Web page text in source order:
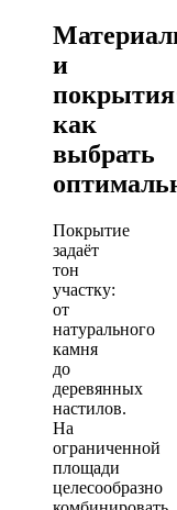
и
как
выбрать
Покрытие
задаёт
тон
участку:
от
натурального
камня
до
деревянных
настилов.
На
ограниченной
площади
целесообразно